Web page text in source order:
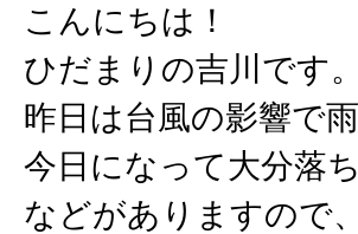
こんにちは！
ひだまりの吉川です。
昨日は台風の影響で
今日になって大分落
などがありますので